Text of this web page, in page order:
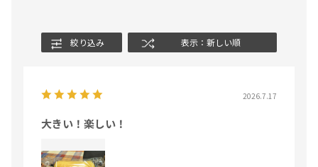
絞り込み 表示：新しい順
2026.7.17
大きい！楽しい！